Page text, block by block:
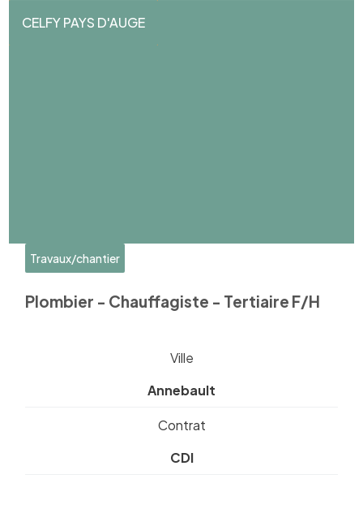
CELFY PAYS D'AUGE
Travaux/chantier
Plombier - Chauffagiste - Tertiaire F/H
Ville
Annebault
Contrat
CDI